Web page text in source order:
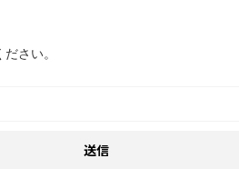
さい。